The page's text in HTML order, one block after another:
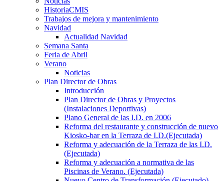
HistoriaCMIS
Trabajos de mejora y mantenimiento
Navidad
Actualidad Navidad
Semana Santa
Feria de Abril
Verano
Noticias
Plan Director de Obras
Introducción
Plan Director de Obras y Proyectos
(Instalaciones Deportivas)
Plano General de las I.D. en 2006
Reforma del restaurante y construcción de nuevo
Kiosko-bar en la Terraza de I.D.(Ejecutada)
Reforma y adecuación de la Terraza de las I.D.
(Ejecutada)
Reforma y adecuación a normativa de las
Piscinas de Verano. (Ejecutada)